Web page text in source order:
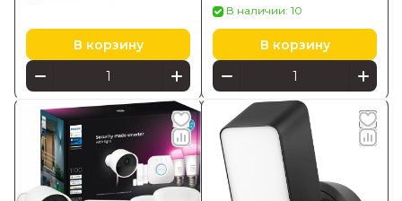
В корзину
В наличии: 10
В корзину